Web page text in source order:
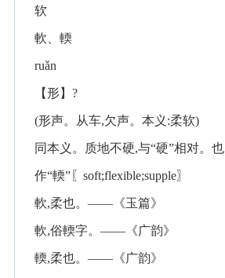
软
軟、輭
ruǎn
【形】?
(形声。从车,欠声。本义:柔软)
同本义。质地不硬,与“硬”相对。也
作“輭”〖soft;flexible;supple〗
軟,柔也。——《玉篇》
軟,俗輭字。——《广韵》
輭,柔也。——《广韵》